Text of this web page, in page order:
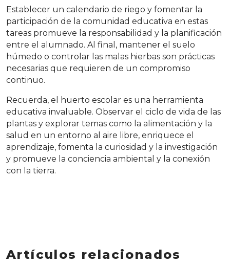
Establecer un calendario de riego y fomentar la
participación de la comunidad educativa en estas
tareas promueve la responsabilidad y la planificación
entre el alumnado. Al final, mantener el suelo
húmedo o controlar las malas hierbas son prácticas
necesarias que requieren de un compromiso
continuo.
Recuerda, el huerto escolar es una herramienta
educativa invaluable. Observar el ciclo de vida de las
plantas y explorar temas como la alimentación y la
salud en un entorno al aire libre, enriquece el
aprendizaje, fomenta la curiosidad y la investigación
y promueve la conciencia ambiental y la conexión
con la tierra.
Artículos relacionados